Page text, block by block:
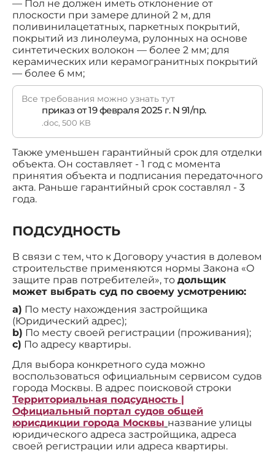
— Пол не должен иметь отклонение от
плоскости при замере длиной 2 м, для
поливинилацетатных, паркетных покрытий,
покрытий из линолеума, рулонных на основе
синтетических волокон — более 2 мм; для
керамических или керамогранитных покрытий
— более 6 мм;
Все требования можно узнать тут
приказ от 19 февраля 2025 г. N 91/пр.
.doc, 500 KB
Также уменьшен гарантийный срок для отделки
объекта. Он составляет - 1 год с момента
принятия объекта и подписания передаточного
акта. Раньше гарантийный срок составлял - 3
года.
ПОДСУДНОСТЬ
В связи с тем, что к Договору участия в долевом
строительстве применяются нормы Закона «О
защите прав потребителей», то дольщик
может выбрать суд по своему усмотрению:
a) По месту нахождения застройщика
(Юридический адрес);
b) По месту своей регистрации (проживания);
c) По адресу квартиры.
Для выбора конкретного суда можно
воспользоваться официальным сервисом судов
города Москвы. В адрес поисковой строки
Территориальная подсудность |
Официальный портал судов общей
юрисдикции города Москвы название улицы
юридического адреса застройщика, адреса
своей регистрации или адреса квартиры.